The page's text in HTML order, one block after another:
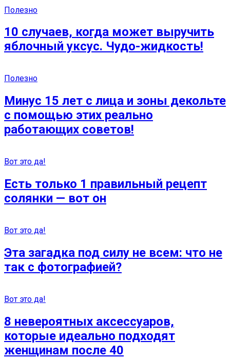
Полезно
10 случаев, когда может выручить
яблочный уксус. Чудо-жидкость!
Полезно
Минус 15 лет с лица и зоны декольте
с помощью этих реально
работающих советов!
Вот это да!
Есть только 1 правильный рецепт
солянки — вот он
Вот это да!
Эта загадка под силу не всем: что не
так с фотографией?
Вот это да!
8 невероятных аксессуаров,
которые идеально подходят
женщинам после 40